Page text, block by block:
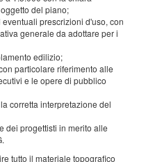
del piano;
prescrizioni d'uso, con
generale da adottare per i
edilizio;
particolare riferimento alle
e le opere di pubblico
corretta interpretazione del
dei progettisti in merito alle
tutto il materiale topografico